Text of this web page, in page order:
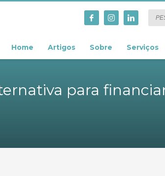
Home Artigos Sobre Serviços
para